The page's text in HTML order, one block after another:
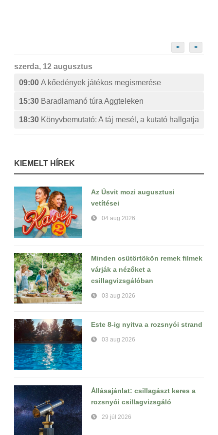
< >
szerda, 12 augusztus
09:00 A kőedények játékos megismerése
15:30 Baradlamanó túra Aggteleken
18:30 Könyvbemutató: A táj mesél, a kutató hallgatja
KIEMELT HÍREK
Az Úsvit mozi augusztusi
vetítései
04 aug 2026
Minden csütörtökön remek filmek
várják a nézőket a
csillagvizsgálóban
03 aug 2026
Este 8-ig nyitva a rozsnyói strand
03 aug 2026
Állásajánlat: csillagászt keres a
rozsnyói csillagvizsgáló
29 júl 2026